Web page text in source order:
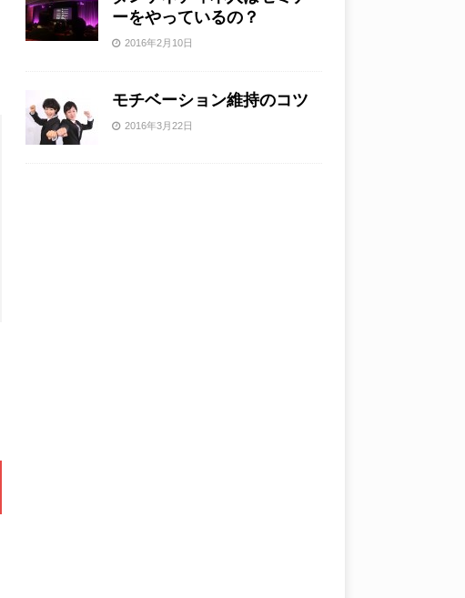
ーをやっているの？
2016年2月10日
モチベーション維持のコツ
2016年3月22日